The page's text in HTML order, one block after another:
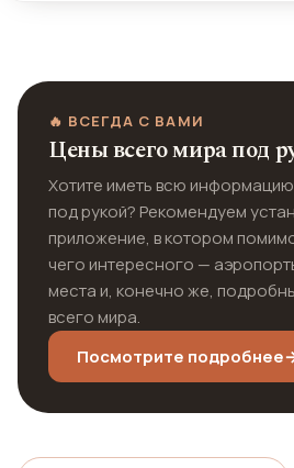
🔥 ВСЕГДА С ВАМИ
Цены всего мира под
Хотите иметь всю
под рукой? Рекомендуем
приложение, в котором
чего интересного —
места и, конечно же,
всего мира.
Посмотрите подробнее